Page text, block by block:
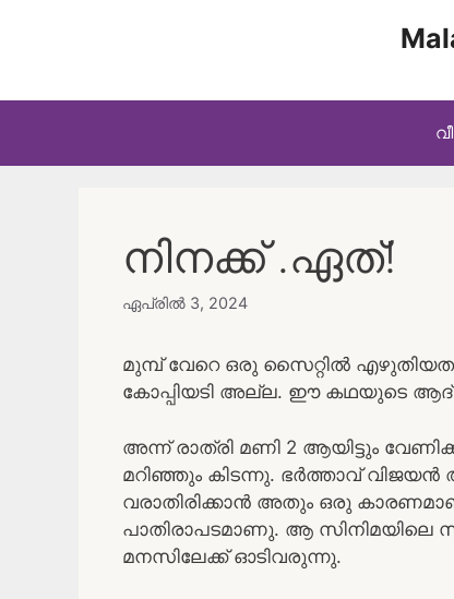
നിനക്ക് .ഏത്!
ഏപ്രിൽ 3, 2024
മുമ്പ് വേറെ ഒരു സൈറ്റിൽ
കോപ്പിയടി അല്ല. ഈ കഥയുടെ
അന്ന് രാത്രി മണി 2 ആയിട്ടും
മറിഞ്ഞും കിടന്നു. ഭർത്താവ് വിജയൻ
വരാതിരിക്കാൻ അതും ഒരു
പാതിരാപടമാണു. ആ സിനിമയിലെ
മനസിലേക്ക് ഓടിവരുന്നു.